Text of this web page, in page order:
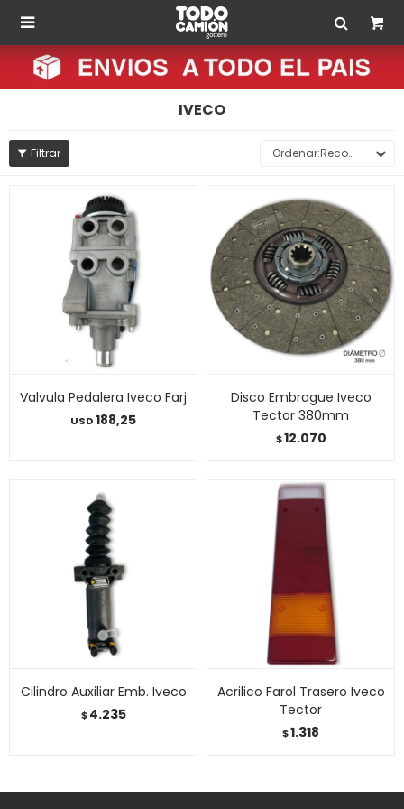

IVECO
Recomendados
Valvula Pedalera Iveco Farj
USD188,25
Disco Embrague Iveco
Tector 380mm
$12.070
Cilindro Auxiliar Emb. Iveco
$ 4.235
Acrilico Farol Trasero Iveco
Tector
$1.318